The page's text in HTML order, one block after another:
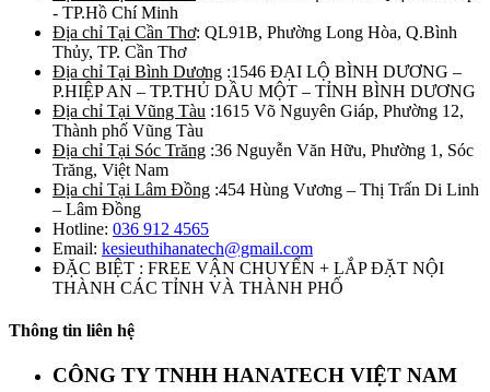
- TP.Hồ Chí Minh
Địa chỉ Tại Cần Thơ: QL91B, Phường Long Hòa, Q.Bình
Thủy, TP. Cần Thơ
Địa chỉ Tại Bình Dương :1546 ĐẠI LỘ BÌNH DƯƠNG –
P.HIỆP AN – TP.THỦ DẦU MỘT – TỈNH BÌNH DƯƠNG
Địa chỉ Tại Vũng Tàu :1615 Võ Nguyên Giáp, Phường 12,
Thành phố Vũng Tàu
Địa chỉ Tại Sóc Trăng :36 Nguyễn Văn Hữu, Phường 1, Sóc
Trăng, Việt Nam
Địa chỉ Tại Lâm Đồng :454 Hùng Vương – Thị Trấn Di Linh
– Lâm Đồng
Hotline: 036 912 4565
Email: kesieuthihanatech@gmail.com
ĐẶC BIỆT : FREE VẬN CHUYỂN + LẮP ĐẶT NỘI
THÀNH CÁC TỈNH VÀ THÀNH PHỐ
Thông tin liên hệ
CÔNG TY TNHH HANATECH VIỆT NAM